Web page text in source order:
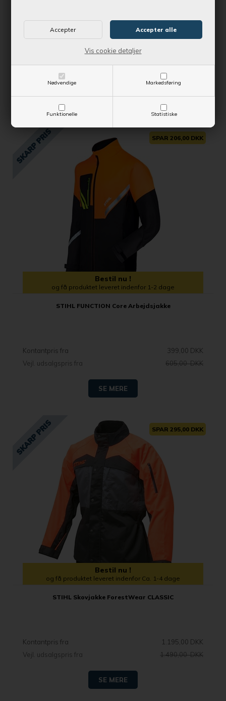
Nødvendige Markedsføring
Funktionelle Statistiske
Vis cookie detaljer
Vejl. udsalgspris fra
1.745,00 DKK
SE MERE
SPAR 206,00 DKK
Bestil nu !
og få produktet leveret indenfor 1-2 dage
STIHL FUNCTION Core Arbejdsjakke
Kontantpris fra
399,00 DKK
Vejl. udsalgspris fra
605,00 DKK
SE MERE
SPAR 295,00 DKK
Bestil nu !
og få produktet leveret indenfor Ca. 1-4 dage
STIHL Skovjakke ForestWear CLASSIC
Kontantpris fra
1.195,00 DKK
Vejl. udsalgspris fra
1.490,00 DKK
SE MERE